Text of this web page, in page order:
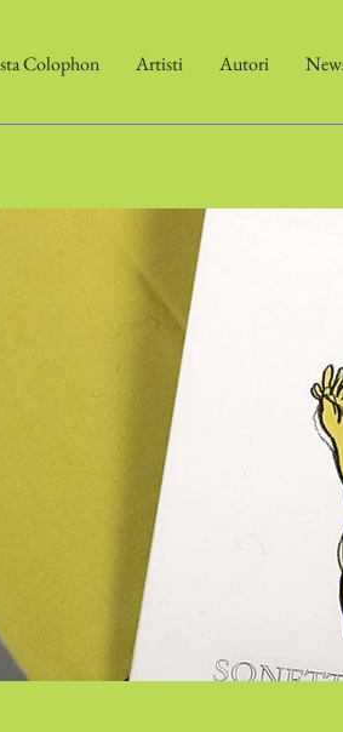
Colophon Artisti Autori